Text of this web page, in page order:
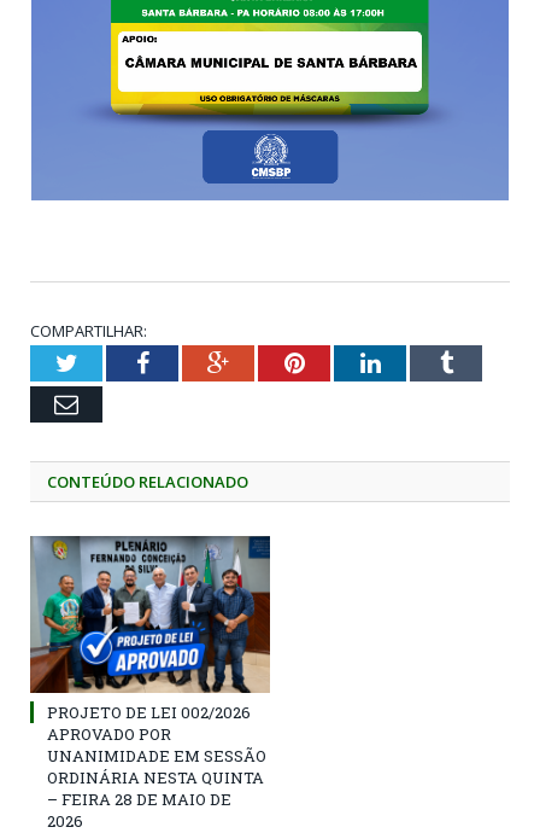
COMPARTILHAR:
TwitterFacebookGoogle+PinterestLinkedInTumblr
Email
CONTEÚDO RELACIONADO
PROJETO DE LEI 002/2026
APROVADO POR
UNANIMIDADE EM SESSÃO
ORDINÁRIA NESTA QUINTA
– FEIRA 28 DE MAIO DE
2026